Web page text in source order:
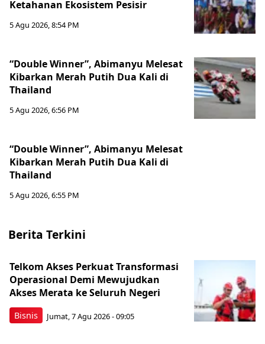
Ketahanan Ekosistem Pesisir
5 Agu 2026, 8:54 PM
“Double Winner”, Abimanyu Melesat
Kibarkan Merah Putih Dua Kali di
Thailand
5 Agu 2026, 6:56 PM
“Double Winner”, Abimanyu Melesat
Kibarkan Merah Putih Dua Kali di
Thailand
5 Agu 2026, 6:55 PM
Berita Terkini
Bisnis
Telkom Akses Perkuat Transformasi
Operasional Demi Mewujudkan
Akses Merata ke Seluruh Negeri
Jumat, 7 Agu 2026 - 09:05